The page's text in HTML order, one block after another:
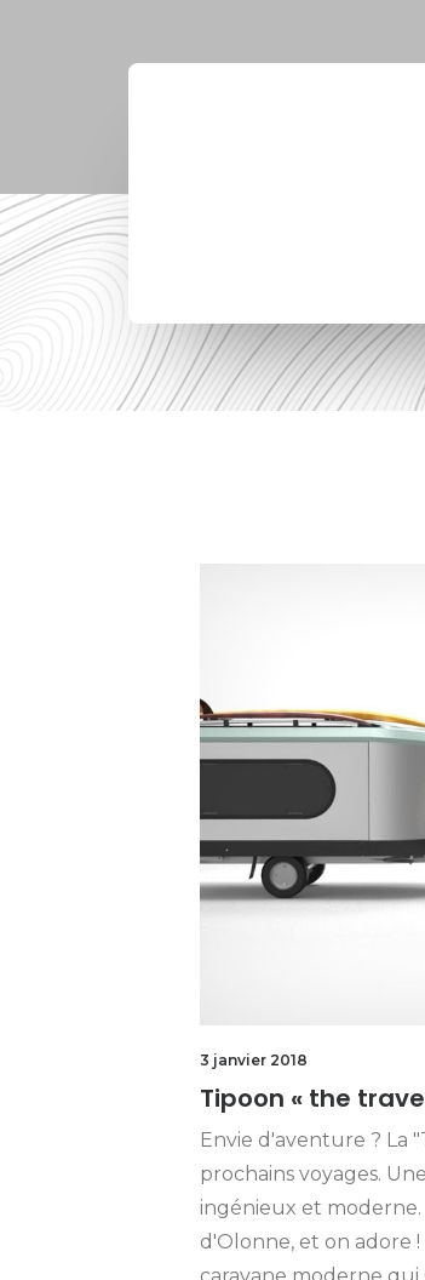
3 janvier 2018
Tipoon « the
Envie d'aventure ? La
prochains voyages.
ingénieux et
d'Olonne, et on adore
caravane moderne